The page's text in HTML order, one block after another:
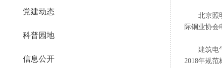
北京照
际铜业协会
建筑电
2018年规
党建动态
科普园地
信息公开